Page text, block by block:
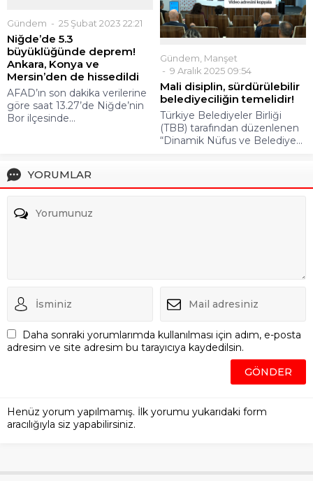
Gündem 25 Şubat 2023 22:21
Niğde’de 5.3
büyüklüğünde deprem!
Ankara, Konya ve
Mersin’den de hissedildi
AFAD’ın son dakika verilerine
göre saat 13.27’de Niğde’nin
Bor ilçesinde...
Gündem Manşet
9 Aralık 2025 09:54
Mali disiplin, sürdürülebilir
belediyeciliğin temelidir!
Türkiye Belediyeler Birliği
(TBB) tarafından düzenlenen
“Dinamik Nüfus ve Belediye...
YORUMLAR
Daha sonraki yorumlarımda kullanılması için adım, e-posta
adresim ve site adresim bu tarayıcıya kaydedilsin.
Henüz yorum yapılmamış. İlk yorumu yukarıdaki form
aracılığıyla siz yapabilirsiniz.